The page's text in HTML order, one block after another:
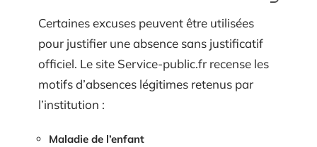
Certaines excuses peuvent être utilisées
pour justifier une absence sans justificatif
officiel. Le site Service-public.fr recense les
motifs d’absences légitimes retenus par
l’institution :
Maladie de l’enfant